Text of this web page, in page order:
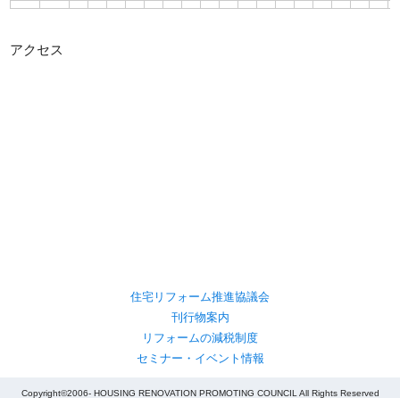
アクセス
住宅リフォーム推進協議会
刊行物案内
リフォームの減税制度
セミナー・イベント情報
Copyright©2006- HOUSING RENOVATION PROMOTING COUNCIL All Rights Reserved